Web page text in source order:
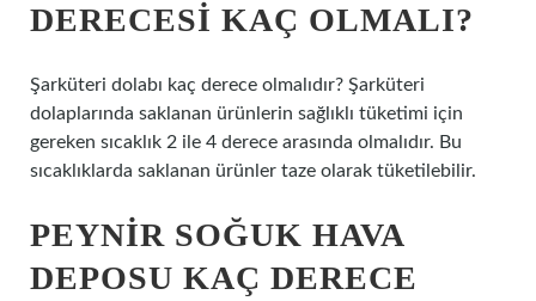
DERECESI KAÇ OLMALI?
Şarküteri dolabı kaç derece olmalıdır? Şarküteri
dolaplarında saklanan ürünlerin sağlıklı tüketimi için
gereken sıcaklık 2 ile 4 derece arasında olmalıdır. Bu
sıcaklıklarda saklanan ürünler taze olarak tüketilebilir.
PEYNIR SOĞUK HAVA
DEPOSU KAÇ DERECE